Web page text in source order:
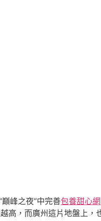
峰之夜”中完善包養甜心網
，而廣州這片地盤上，